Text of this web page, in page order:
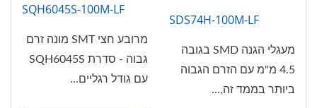
SDS74H-100M-LF
מעגלי הגנה SMD בגובה
4.5 מ"מ עם הזרם הגבוה
ביותר בממד זה,...
SQH6045S-100M-LF
מרובע חצי SMT מונה זרם
גבוה - סדרת SQH6045S
עם גודל רגליים...